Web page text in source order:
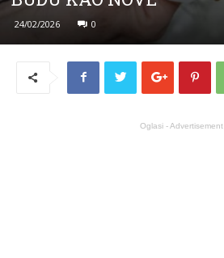
24/02/2026 0
Oglasi - Advertisement